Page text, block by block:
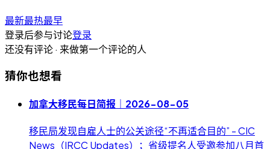
最新最热最早
登录后参与讨论登录
还没有评论 · 来做第一个评论的人
猜你也想看
加拿大移民每日简报｜2026-08-05
移民局发现自雇人士的公关途径“不再适合目的” - CIC
News（IRCC Updates）；省级提名人受邀参加八月首